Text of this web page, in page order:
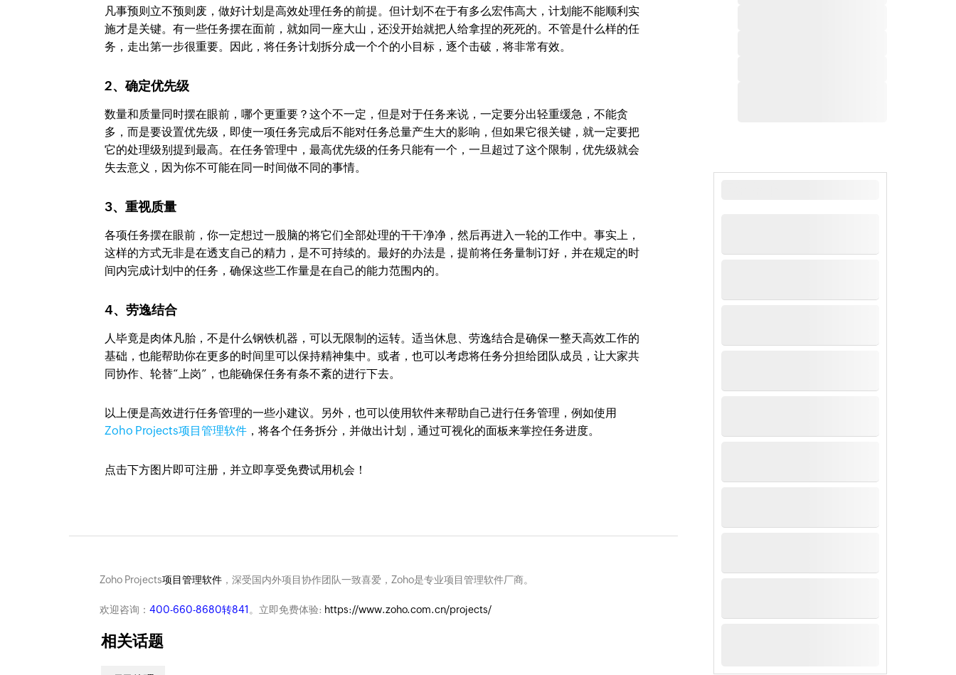
凡事预则立不预则废，做好计划是高效处理任务的前提。但计划不在于有多么宏伟高大，计划能不能顺利实
施才是关键。有一些任务摆在面前，就如同一座大山，还没开始就把人给拿捏的死死的。不管是什么样的任
务，走出第一步很重要。因此，将任务计划拆分成一个个的小目标，逐个击破，将非常有效。
2、确定优先级
数量和质量同时摆在眼前，哪个更重要？这个不一定，但是对于任务来说，一定要分出轻重缓急，不能贪
多，而是要设置优先级，即使一项任务完成后不能对任务总量产生大的影响，但如果它很关键，就一定要把
它的处理级别提到最高。在任务管理中，最高优先级的任务只能有一个，一旦超过了这个限制，优先级就会
失去意义，因为你不可能在同一时间做不同的事情。
3、重视质量
各项任务摆在眼前，你一定想过一股脑的将它们全部处理的干干净净，然后再进入一轮的工作中。事实上，
这样的方式无非是在透支自己的精力，是不可持续的。最好的办法是，提前将任务量制订好，并在规定的时
间内完成计划中的任务，确保这些工作量是在自己的能力范围内的。
4、劳逸结合
人毕竟是肉体凡胎，不是什么钢铁机器，可以无限制的运转。适当休息、劳逸结合是确保一整天高效工作的
基础，也能帮助你在更多的时间里可以保持精神集中。或者，也可以考虑将任务分担给团队成员，让大家共
同协作、轮替“上岗”，也能确保任务有条不紊的进行下去。
以上便是高效进行任务管理的一些小建议。另外，也可以使用软件来帮助自己进行任务管理，例如使用
Zoho Projects项目管理软件 ，将各个任务拆分，并做出计划，通过可视化的面板来掌控任务进度。
点击下方图片即可注册，并立即享受免费试用机会！
Zoho Projects项目管理软件，深受国内外项目协作团队一致喜爱，Zoho是专业项目管理软件厂商。
欢迎咨询： 400-660-8680转841 。立即免费体验: https://www.zoho.com.cn/projects/
相关话题